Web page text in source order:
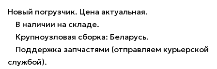
Новый погрузчик. Цена актуальная.
В наличии на складе.
Крупноузловая сборка: Беларусь.
Поддержка запчастями (отправляем курьерской
службой).